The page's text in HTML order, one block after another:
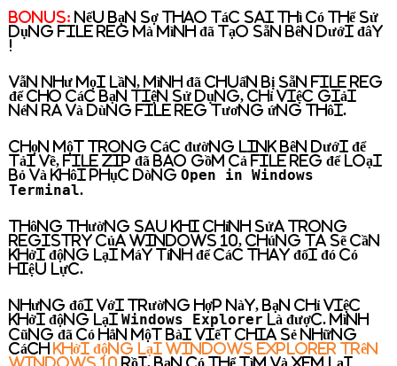
Bonus: Nếu bạn sợ thao tác sai thì có thể sử
dụng file REG mà mình đã tạo sẵn bên dưới đây
!
Vẫn như mọi lần, mình đã chuẩn bị sẵn file REG
để cho các bạn tiện sử dụng, chỉ việc giải
nén ra và dùng file REG tương ứng thôi.
Chọn một trong các đường link bên dưới để
tải về, file ZIP đã bao gồm cả file REG để loại
bỏ và khôi phục dòng Open in Windows
Terminal.
Thông thường sau khi chỉnh sửa trong
Registry của Windows 10, chúng ta sẽ cần
khởi động lại máy tính để các thay đổi đó có
hiệu lực.
Nhưng đối với trường hợp này, bạn chỉ việc
khởi động lại Windows Explorer là được. Mình
cũng đã có hẳn một bài viết chia sẻ những
cách khởi động lại Windows Explorer trên
Windows 10 rồi, bạn có thể tìm và xem lại